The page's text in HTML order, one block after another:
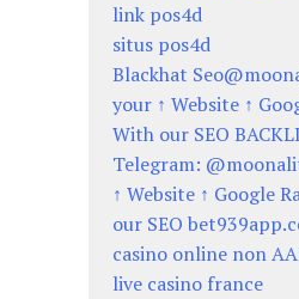
link pos4d
situs pos4d
Blackhat
your ↑ Website ↑
With our SEO
Telegram:
↑ Website ↑ Google
our SEO
casino online non
live casino france